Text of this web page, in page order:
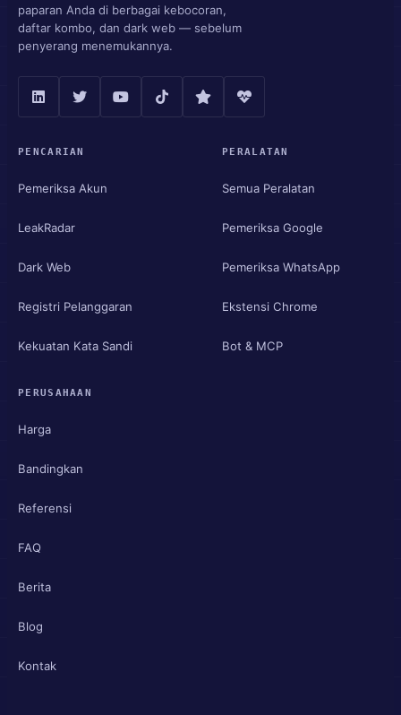
paparan Anda di berbagai kebocoran,
daftar kombo, dan dark web — sebelum
penyerang menemukannya.
PENCARIAN
Pemeriksa Akun
LeakRadar
Dark Web
Registri Pelanggaran
Kekuatan Kata Sandi
PERALATAN
Semua Peralatan
Pemeriksa Google
Pemeriksa WhatsApp
Ekstensi Chrome
Bot & MCP
PERUSAHAAN
Harga
Bandingkan
Referensi
FAQ
Berita
Blog
Kontak